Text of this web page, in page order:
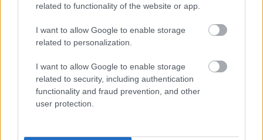
related to functionality of the website or app.
I want to allow Google to enable storage
related to personalization.
I want to allow Google to enable storage
related to security, including authentication
functionality and fraud prevention, and other
user protection.